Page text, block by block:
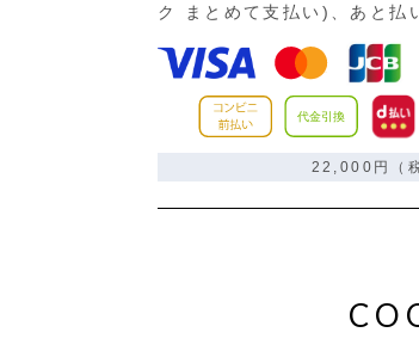
ク まとめて支払い)、あと払
22,000円（